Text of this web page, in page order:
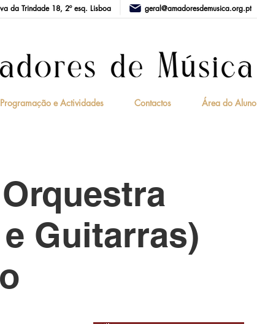
Programação e Actividades Contactos Área do Aluno
da Trindade 18, 2º esq. Lisboa geral@amadoresdemusica.org.pt
Guitarras)